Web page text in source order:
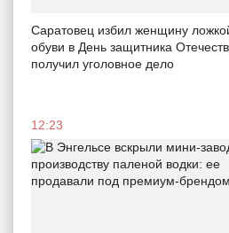
Саратовец избил женщину
обуви в День защитника
получил уголовное дело
12:23